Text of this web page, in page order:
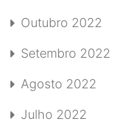
Outubro 2022
Setembro 2022
Agosto 2022
Julho 2022